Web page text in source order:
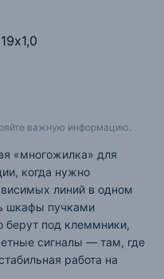
важную информацию.
«многожилка» для
когда нужно
линий в одном
шкафы пучками
берут под клеммники,
сигналы — там, где
работа на